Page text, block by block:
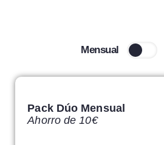
Mensual
Pack Dúo Mensual
Ahorro de 10€